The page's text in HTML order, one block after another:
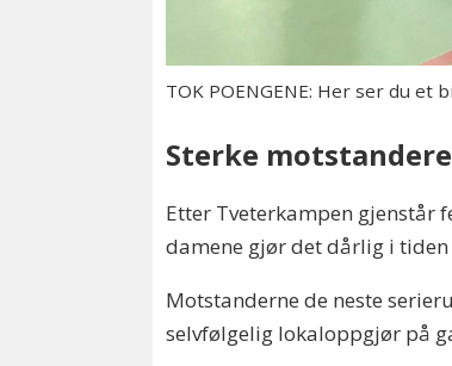
TOK POENGENE: Her ser du
Sterke
Etter Tveterkampen gjenstår
damene gjør det dårlig i
Motstanderne de neste
selvfølgelig lokaloppgjør på